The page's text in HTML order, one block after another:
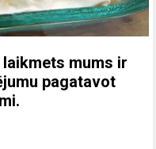
mums ir
pagatavot